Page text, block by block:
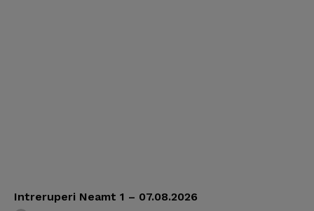
Intreruperi Neamt 1 – 07.08.2026